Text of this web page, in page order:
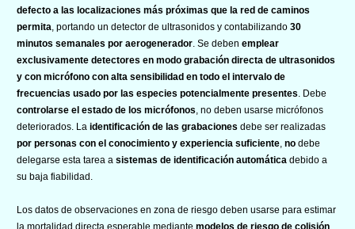
defecto a las localizaciones más próximas que la red de caminos
permita , portando un detector de ultrasonidos y contabilizando 30
minutos semanales por aerogenerador . Se deben emplear
exclusivamente detectores en modo grabación directa de ultrasonidos
y con micrófono con alta sensibilidad en todo el intervalo de
frecuencias usado por las especies potencialmente presentes . Debe
controlarse el estado de los micrófonos , no deben usarse micrófonos
deteriorados. La identificación de las grabaciones debe ser realizadas
por personas con el conocimiento y experiencia suficiente no debe
delegarse esta tarea a sistemas de identificación automática debido a
su baja fiabilidad.
Los datos de observaciones en zona de riesgo deben usarse para estimar
la mortalidad directa esperable mediante modelos de riesgo de colisión